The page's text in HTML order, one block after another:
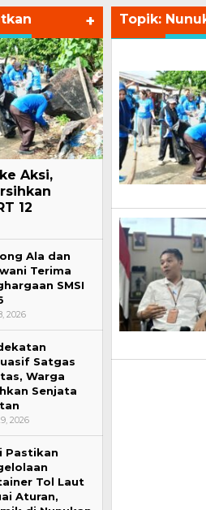
+
Aksi,
12
Ala dan
Terima
SMSI
2026
Satgas
Warga
Senjata
2026
Pastikan
Tol Laut
Aturan,
Topik: